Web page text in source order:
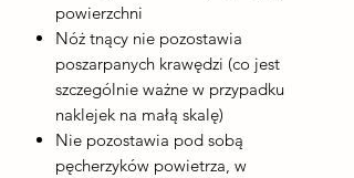
powierzchni
Nóż tnący nie pozostawia
poszarpanych krawędzi (co jest
szczególnie ważne w przypadku
naklejek na małą skalę)
Nie pozostawia pod sobą
pęcherzyków powietrza, w